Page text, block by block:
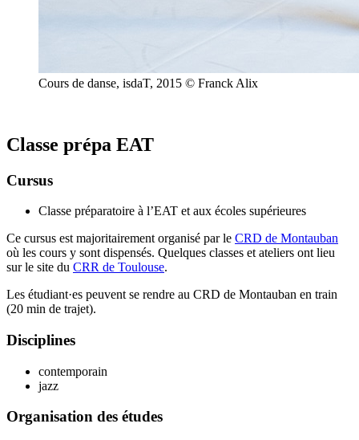
Cours de danse, isdaT, 2015 © Franck Alix
Classe prépa EAT
Cursus
Classe préparatoire à l’EAT et aux écoles supérieures
Ce cursus est majoritairement organisé par le CRD de Montauban
où les cours y sont dispensés. Quelques classes et ateliers ont lieu
sur le site du CRR de Toulouse.
Les étudiant·es peuvent se rendre au CRD de Montauban en train
(20 min de trajet).
Disciplines
contemporain
jazz
Organisation des études